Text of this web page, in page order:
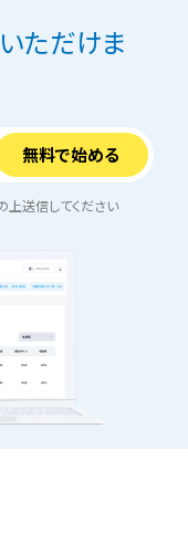
ただけま
上送信してください